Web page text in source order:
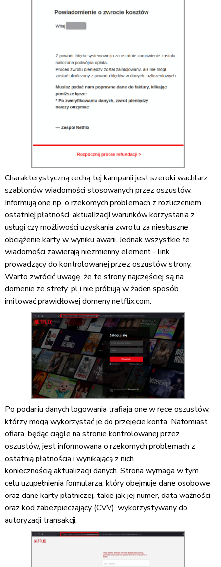
Charakterystyczną cechą tej kampanii jest szeroki wachlarz
szablonów wiadomości stosowanych przez oszustów.
Informują one np. o rzekomych problemach z rozliczeniem
ostatniej płatności, aktualizacji warunków korzystania z
usługi czy możliwości uzyskania zwrotu za niesłuszne
obciążenie karty w wyniku awarii. Jednak wszystkie te
wiadomości zawierają niezmienny element - link
prowadzący do kontrolowanej przez oszustów strony.
Warto zwrócić uwagę, że te strony najczęściej są na
domenie ze strefy .pl i nie próbują w żaden sposób
imitować prawidłowej domeny netflix.com.
Po podaniu danych logowania trafiają one w ręce oszustów,
którzy mogą wykorzystać je do przejęcie konta. Natomiast
ofiara, będąc ciągle na stronie kontrolowanej przez
oszustów, jest informowana o rzekomych problemach z
ostatnią płatnością i wynikającą z nich
koniecznością aktualizacji danych. Strona wymaga w tym
celu uzupełnienia formularza, który obejmuje dane osobowe
oraz dane karty płatniczej, takie jak jej numer, data ważności
oraz kod zabezpieczający (CVV), wykorzystywany do
autoryzacji transakcji.